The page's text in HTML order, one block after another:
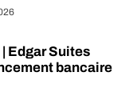
Edgar Suites
bancaire